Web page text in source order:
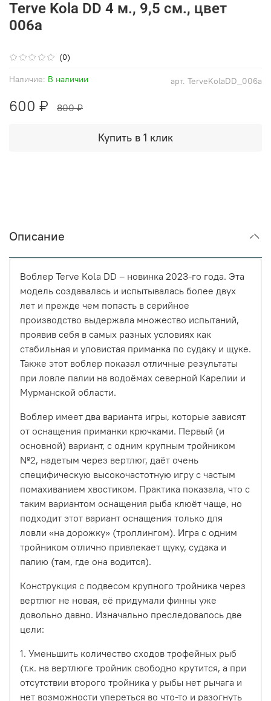
(0)
арт. TerveKolaDD_006a
Наличие: В наличии
Terve Kola DD 4 м., 9,5 см., цвет
006a
600 ₽ 800 ₽
Купить в 1 клик
Описание
Воблер Terve Kola DD – новинка 2023-го года. Эта
модель создавалась и испытывалась более двух
лет и прежде чем попасть в серийное
производство выдержала множество испытаний,
проявив себя в самых разных условиях как
стабильная и уловистая приманка по судаку и щуке.
Также этот воблер показал отличные результаты
при ловле палии на водоёмах северной Карелии и
Мурманской области.
Воблер имеет два варианта игры, которые зависят
от оснащения приманки крючками. Первый (и
основной) вариант, с одним крупным тройником
№2, надетым через вертлюг, даёт очень
специфическую высокочастотную игру с частым
помахиванием хвостиком. Практика показала, что с
таким вариантом оснащения рыба клюёт чаще, но
подходит этот вариант оснащения только для
ловли «на дорожку» (троллингом). Игра с одним
тройником отлично привлекает щуку, судака и
палию (там, где она водится).
Конструкция с подвесом крупного тройника через
вертлюг не новая, её придумали финны уже
довольно давно. Изначально преследовалось две
цели:
1. Уменьшить количество сходов трофейных рыб
(т.к. на вертлюге тройник свободно крутится, а при
отсутствии второго тройника у рыбы нет рычага и
нет возможности упереться во что-то и разогнуть